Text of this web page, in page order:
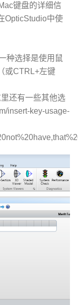
键盘的详细信
OpticStudio中使
种选择是使用鼠
或CTRL+左键
还有一些其他选
insert-key-usage-